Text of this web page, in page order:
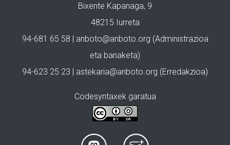
Bixente Kapanaga, 9
48215 Iurreta
94-681 65 58 | anboto@anboto.org (Administrazioa
eta banaketa)
94-623 25 23 | astekaria@anboto.org (Erredakzioa)
Codesyntaxek garatua